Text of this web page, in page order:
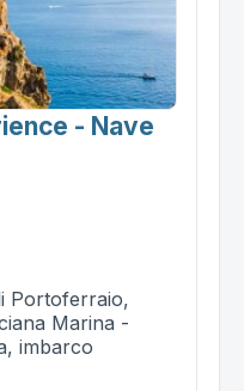
- Nave
Portoferraio,
Marina -
imbarco